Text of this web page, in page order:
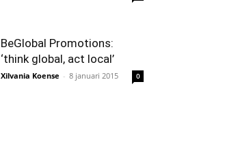
BeGlobal Promotions:
‘think global, act local’
Xilvania Koense - 8 januari 2015 0